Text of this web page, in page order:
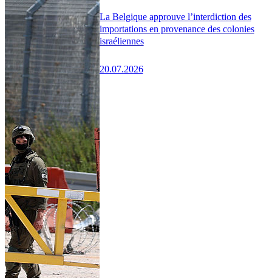
La Belgique approuve l’interdiction des
importations en provenance des colonies
israéliennes
20.07.2026